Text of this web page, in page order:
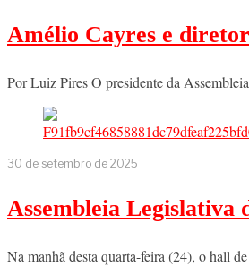
Amélio Cayres e
Por Luiz Pires O presidente da
30 de setembro de 2025
Assembleia Legislativa
Na manhã desta quarta-feira (24), o hall